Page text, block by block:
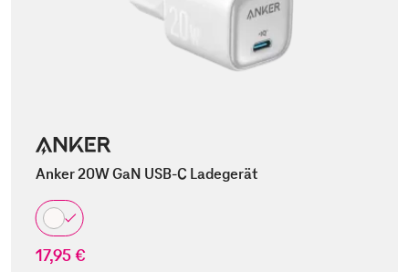
Anker 20W GaN USB-C Ladegerät
17,95 €